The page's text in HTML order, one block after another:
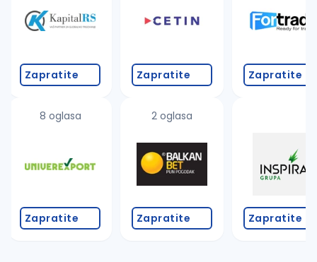
Zapratite
8 oglasa
Zapratite
Zapratite
2 oglasa
Zapratite
Zapratite
Zapratite